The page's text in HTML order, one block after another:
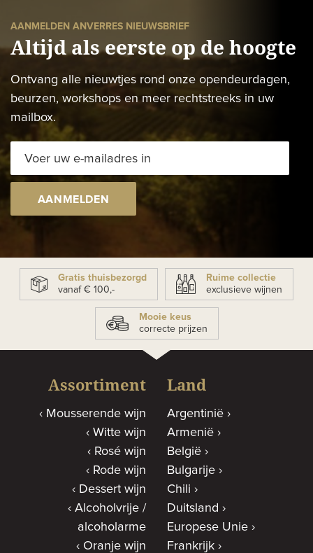
AANMELDEN ANVERRES NIEUWSBRIEF
Altijd als eerste op de hoogte
Ontvang alle nieuwtjes rond onze opendeurdagen,
beurzen, workshops en meer rechtstreeks in uw
mailbox.
AANMELDEN
Gratis thuisbezorgd
vanaf € 100,-
Ruime collectie
exclusieve wijnen
Mooie keus
correcte prijzen
Assortiment
Mousserende wijn
Witte wijn
Rosé wijn
Rode wijn
Dessert wijn
Alcoholvrije /
alcoholarme
Oranje wijn
Land
Argentinië
Armenië
België
Bulgarije
Chili
Duitsland
Europese Unie
Frankrijk